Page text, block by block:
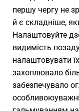
першу чергу не
й є складніше,
Налаштовуйте
видимість
налаштовувати
захоплювало
забезпечувало